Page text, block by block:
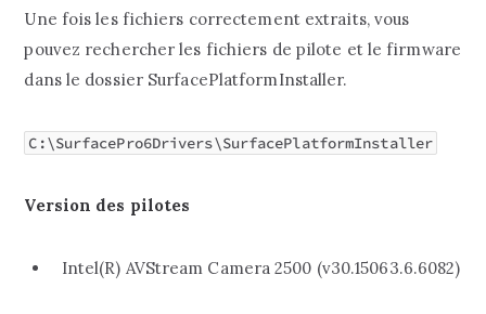
Une fois les fichiers correctement extraits, vous
pouvez rechercher les fichiers de pilote et le firmware
dans le dossier SurfacePlatformInstaller.
C:\SurfacePro6Drivers\SurfacePlatformInstaller
Version des pilotes
Intel(R) AVStream Camera 2500 (v30.15063.6.6082)